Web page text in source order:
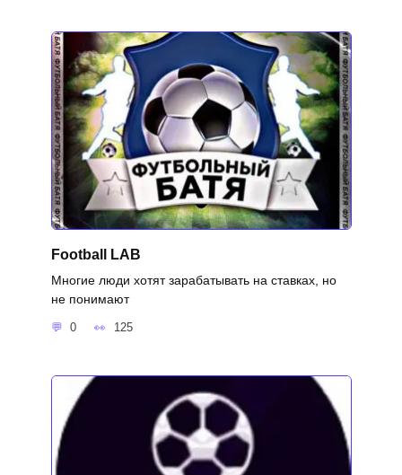
Football LAB
Многие люди хотят зарабатывать на ставках, но
не понимают
0 125